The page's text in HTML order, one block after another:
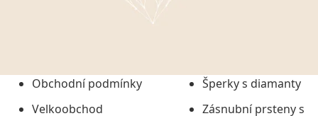
č. 101/2000 Sb. v
uchováním veškerých
údajů či jako jeho
informací, nejdéle
Obchodní podmínky
Velkoobchod
Šperky s diamanty
Zásnubní prsteny s